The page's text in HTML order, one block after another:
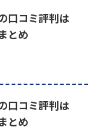
口コミ評判は
とめ
口コミ評判は
とめ